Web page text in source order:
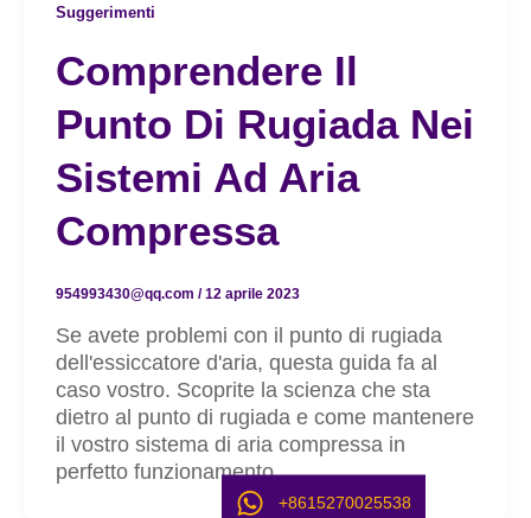
Suggerimenti
Comprendere Il
Punto Di Rugiada Nei
Sistemi Ad Aria
Compressa
954993430@qq.com /12 aprile 2023
Se avete problemi con il punto di rugiada
dell'essiccatore d'aria, questa guida fa al
caso vostro. Scoprite la scienza che sta
dietro al punto di rugiada e come mantenere
il vostro sistema di aria compressa in
perfetto funzionamento.
+8615270025538